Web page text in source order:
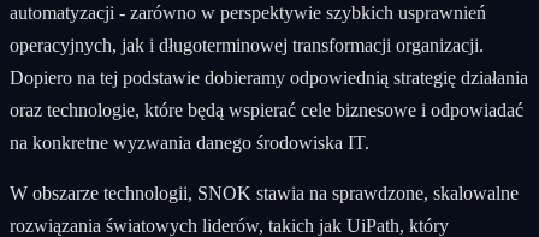
automatyzacji - zarówno w perspektywie szybkich usprawnień
operacyjnych, jak i długoterminowej transformacji organizacji.
Dopiero na tej podstawie dobieramy odpowiednią strategię działania
oraz technologie, które będą wspierać cele biznesowe i odpowiadać
na konkretne wyzwania danego środowiska IT.
W obszarze technologii, SNOK stawia na sprawdzone, skalowalne
rozwiązania światowych liderów, takich jak UiPath, który